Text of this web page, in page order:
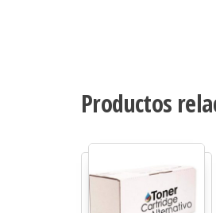
Productos